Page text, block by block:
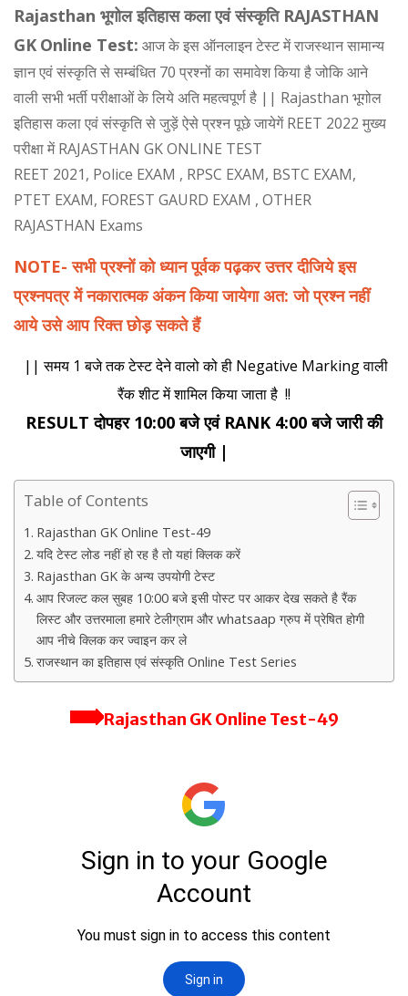
Rajasthan भूगोल इतिहास कला एवं संस्कृति RAJASTHAN
GK Online Test: आज के इस ऑनलाइन टेस्ट में राजस्थान सामान्य
ज्ञान एवं संस्कृति से सम्बंधित 70 प्रश्नों का समावेश किया है जोकि आने
वाली सभी भर्ती परीक्षाओं के लिये अति महत्वपूर्ण है || Rajasthan भूगोल
इतिहास कला एवं संस्कृति से जुड़ें ऐसे प्रश्न पूछे जायेगें REET 2022 मुख्य
परीक्षा में RAJASTHAN GK ONLINE TEST
REET 2021, Police EXAM , RPSC EXAM, BSTC EXAM,
PTET EXAM, FOREST GAURD EXAM , OTHER
RAJASTHAN Exams
NOTE- सभी प्रश्नों को ध्यान पूर्वक पढ़कर उत्तर दीजिये इस
प्रश्नपत्र में नकारात्मक अंकन किया जायेगा अत: जो प्रश्न नहीं
आये उसे आप रिक्त छोड़ सकते हैं
|| समय 1 बजे तक टेस्ट देने वालो को ही Negative Marking वाली
रैंक शीट में शामिल किया जाता है !!
RESULT दोपहर 10:00 बजे एवं RANK 4:00 बजे जारी की
जाएगी |
Table of Contents
Rajasthan GK Online Test-49
यदि टेस्ट लोड नहीं हो रह है तो यहां क्लिक करें
Rajasthan GK के अन्य उपयोगी टेस्ट
आप रिजल्ट कल सुबह 10:00 बजे इसी पोस्ट पर आकर देख सकते है रैंक
लिस्ट और उत्तरमाला हमारे टेलीग्राम और whatsaap ग्रुप में प्रेषित होगी
आप नीचे क्लिक कर ज्वाइन कर ले
राजस्थान का इतिहास एवं संस्कृति Online Test Series
Rajasthan GK Online Test-49